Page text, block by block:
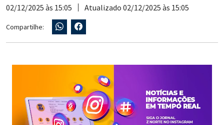
02/12/2025 às 15:05 Atualizado 02/12/2025 às 15:05
Compartilhe: